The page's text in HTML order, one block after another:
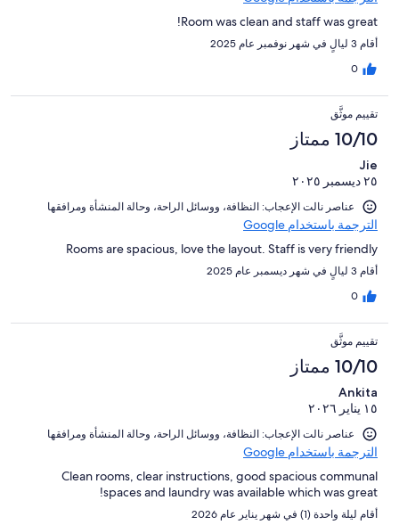
Room was clean and staff was great!
أقام 3 ليالٍ في شهر نوفمبر عام 2025
0
تقييم موثَّق
10/10 ممتاز
Jie
٢٥ ديسمبر ٢٠٢٥
عناصر نالت الإعجاب: ⁦النظافة⁩، و⁦وسائل الراحة⁩، و⁦حالة المنشأة ومرافقها⁩
الترجمة باستخدام Google
Rooms are spacious, love the layout. Staff is very friendly
أقام 3 ليالٍ في شهر ديسمبر عام 2025
0
تقييم موثَّق
10/10 ممتاز
Ankita
١٥ يناير ٢٠٢٦
عناصر نالت الإعجاب: ⁦النظافة⁩، و⁦وسائل الراحة⁩، و⁦حالة المنشأة ومرافقها⁩
الترجمة باستخدام Google
Clean rooms, clear instructions, good spacious communal
spaces and laundry was available which was great!
أقام ليلة واحدة (1) في شهر يناير عام 2026